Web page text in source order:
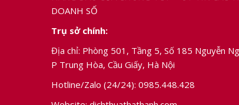
DOANH SỐ
Trụ sở chính:
Địa chỉ: Phòng 501, Tầng 5, Số 185 Nguyễn
P Trung Hòa, Cầu Giấy, Hà Nội
Hotline/Zalo (24/24): 0985.448.428